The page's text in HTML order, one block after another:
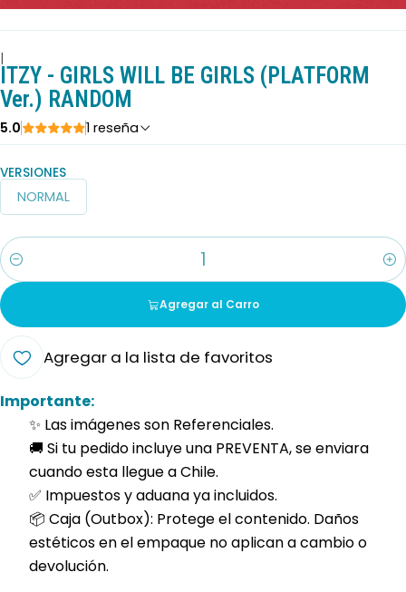
|
ITZY - GIRLS WILL BE GIRLS (PLATFORM
Ver.) RANDOM
5.0 1 reseña
VERSIONES
NORMAL
Cantidad
Agregar al Carro
Agregar a la lista de favoritos
Importante:
✨ Las imágenes son Referenciales.
🚚 Si tu pedido incluye una PREVENTA, se enviara
cuando esta llegue a Chile.
✅ Impuestos y aduana ya incluidos.
📦 Caja (Outbox): Protege el contenido. Daños
estéticos en el empaque no aplican a cambio o
devolución.